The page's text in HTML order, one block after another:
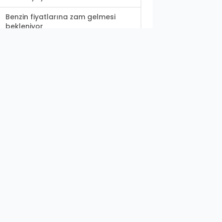
Benzin fiyatlarına zam gelmesi
bekleniyor